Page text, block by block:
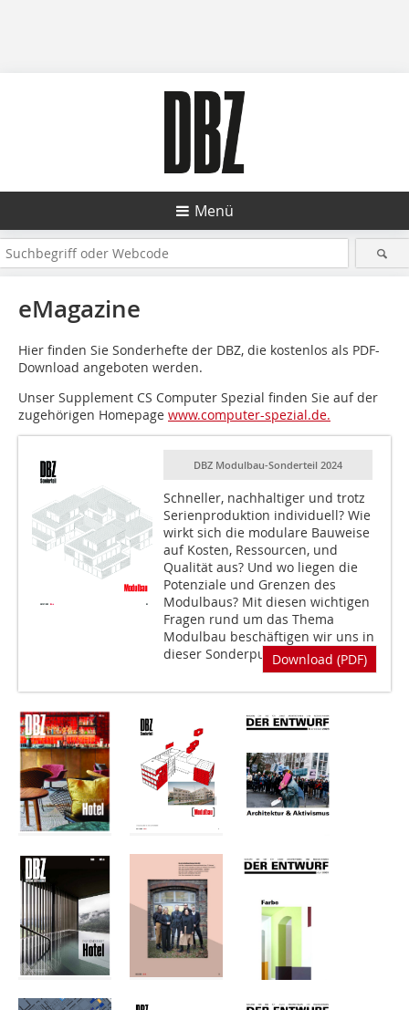
Menü
eMagazine
Hier finden Sie Sonderhefte der DBZ, die kostenlos als PDF-
Download angeboten werden.
Unser Supplement CS Computer Spezial finden Sie auf der
zugehörigen Homepage www.computer-spezial.de.
DBZ Modulbau-Sonderteil 2024
Schneller, nachhaltiger und trotz
Serienproduktion individuell? Wie
wirkt sich die modulare Bauweise
auf Kosten, Ressourcen, und
Qualität aus? Und wo liegen die
Potenziale und Grenzen des
Modulbaus? Mit diesen wichtigen
Fragen rund um das Thema
Modulbau beschäftigen wir uns in
dieser Sonderpublikation.
Download (PDF)